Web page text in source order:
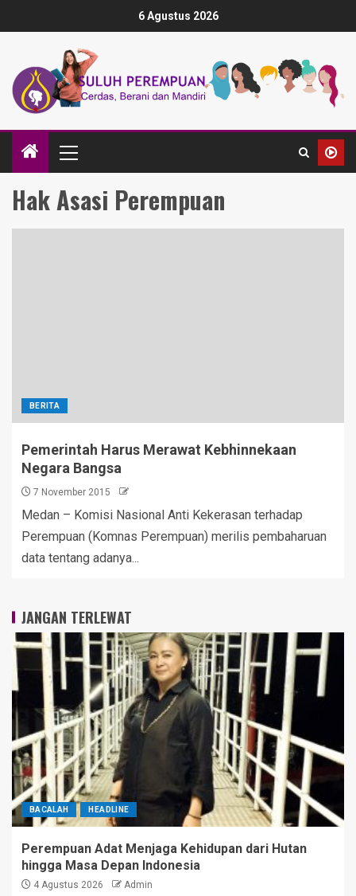
6 Agustus 2026
Hak Asasi Perempuan
BERITA
Pemerintah Harus Merawat Kebhinnekaan
Negara Bangsa
7 November 2015
Medan – Komisi Nasional Anti Kekerasan terhadap
Perempuan (Komnas Perempuan) merilis pembaharuan
data tentang adanya...
JANGAN TERLEWAT
BACALAH HEADLINE
Perempuan Adat Menjaga Kehidupan dari Hutan
hingga Masa Depan Indonesia
4 Agustus 2026 Admin